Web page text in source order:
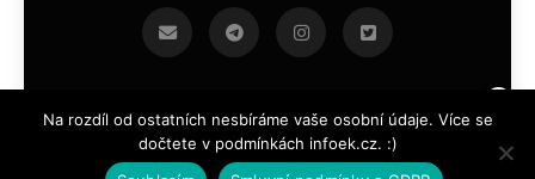
infoek.cz 2026.Developed By BlazeThemes .
Na rozdíl od ostatních nesbíráme vaše osobní údaje. Více se
dočtete v podmínkách infoek.cz. :)